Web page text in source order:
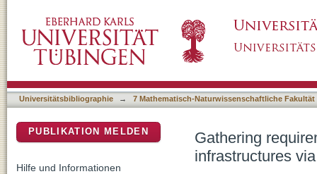
Universitätsbibliographie → 7 Mathematisch-Naturwissenschaftliche Fakultät
Gathering
infrastructures
PUBLIKATION MELDEN
Hilfe und Informationen